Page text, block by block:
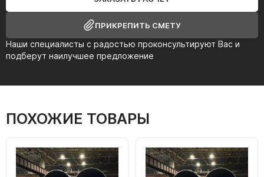
Наши специалисты с радостью проконсультируют Вас и
подберут наилучшее предложение
ПРИКРЕПИТЬ СМЕТУ
ПОХОЖИЕ ТОВАРЫ